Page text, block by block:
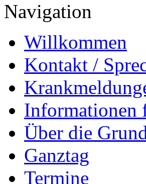
Navigation
Willkommen
Kontakt /
Informationen
Über die
Ganztag
Termine